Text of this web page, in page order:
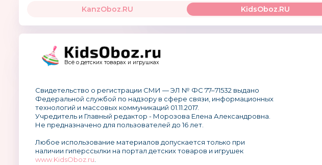
KanzOboz.RU KidsOboz.RU
Всё о детских товарах и игрушках
Свидетельство о регистрации СМИ — ЭЛ № ФС 77–71532 выдано
Федеральной службой по надзору в сфере связи, информационных
технологий и массовых коммуникаций 01.11.2017.
Учредитель и Главный редактор - Морозова Елена Александровна.
Не предназначено для пользователей до 16 лет.
Любое использование материалов допускается только при
наличии гиперссылки на портал детских товаров и игрушек
www.KidsOboz.ru